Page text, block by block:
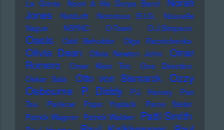
La Grinta Noori & His Dorpa Band
Jones
Notdurft Notorious B.I.G.
Nouvelle
Vague
NSYNC O-Town O.J.Simpson
Oasis Odd Beholder Olga Reznichenko
Olivia Dean Olivia Newton John
Omar
Romero
Omer Klein Trio
One Direction
Oskar Sala
Otto von Bismarck Ozzy
Osbourne
P. Diddy P.J. Harvey
Pan
Tau
Pankow Papo Yoplack
Parov Stelar
Patrick Wagner Patrick Walden Patti Smith